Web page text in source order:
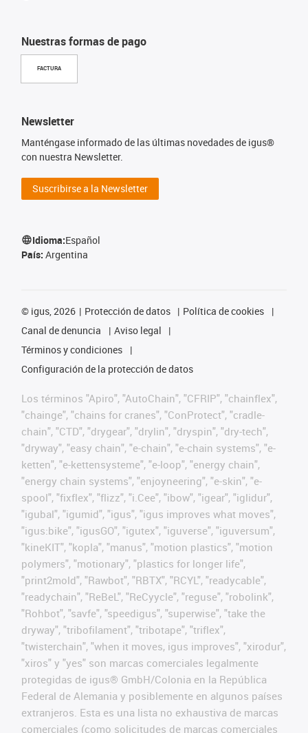
Nuestras formas de pago
FACTURA
Newsletter
Manténgase informado de las últimas novedades de igus®
con nuestra Newsletter.
Suscribirse a la Newsletter
Idioma:Español
País: Argentina
© igus, 2026 Protección de datos
Política de cookies
Canal de denuncia
Aviso legal
Términos y condiciones
Configuración de la protección de datos
Los términos "Apiro", "AutoChain", "CFRIP", "chainflex",
"chainge", "chains for cranes", "ConProtect", "cradle-
chain", "CTD", "drygear", "drylin", "dryspin", "dry-tech",
"dryway", "easy chain", "e-chain", "e-chain systems", "e-
ketten", "e-kettensysteme", "e-loop", "energy chain",
"energy chain systems", "enjoyneering", "e-skin", "e-
spool", "fixflex", "flizz", "i.Cee", "ibow", "igear", "iglidur",
"igubal", "igumid", "igus", "igus improves what moves",
"igus:bike", "igusGO", "igutex", "iguverse", "iguversum",
"kineKIT", "kopla", "manus", "motion plastics", "motion
polymers", "motionary", "plastics for longer life",
"print2mold", "Rawbot", "RBTX", "RCYL", "readycable",
"readychain", "ReBeL", "ReCyycle", "reguse", "robolink",
"Rohbot", "savfe", "speedigus", "superwise", "take the
dryway", "tribofilament", "tribotape", "triflex",
"twisterchain", "when it moves, igus improves", "xirodur",
"xiros" y "yes" son marcas comerciales legalmente
protegidas de igus® GmbH/Colonia en la República
Federal de Alemania y posiblemente en algunos países
extranjeros. Esta es una lista no exhaustiva de marcas
comerciales (como solicitudes de marcas comerciales